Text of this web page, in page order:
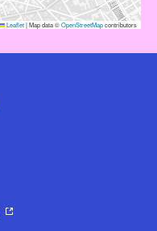
Leaflet|Map data ©OpenStreetMapcontributors